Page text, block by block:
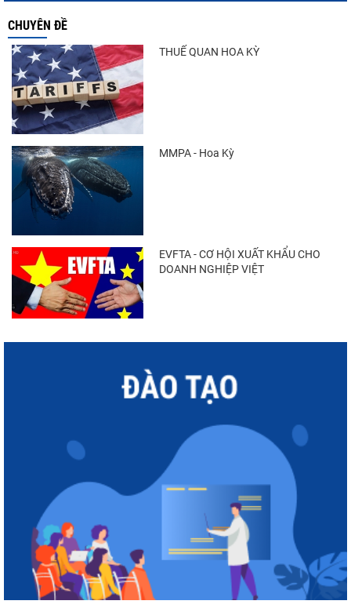
CHUYÊN ĐỀ
THUẾ QUAN HOA KỲ
MMPA - Hoa Kỳ
EVFTA - CƠ HỘI XUẤT KHẨU CHO
DOANH NGHIỆP VIỆT